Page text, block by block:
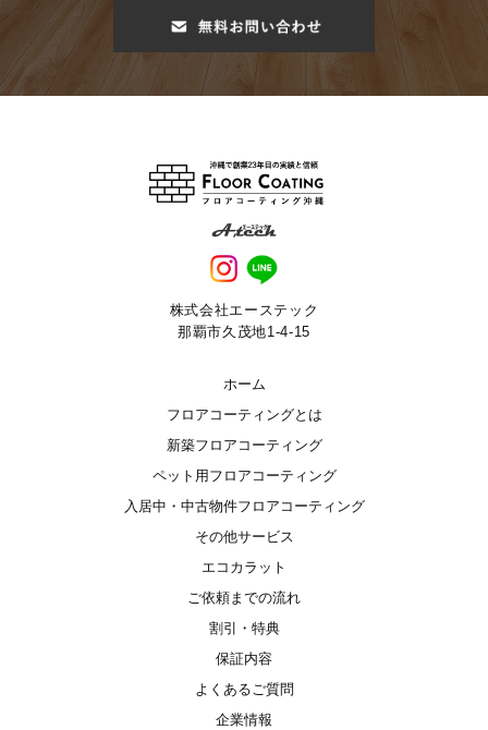
株式会社エーステック
那覇市久茂地1-4-15
ホーム
フロアコーティングとは
新築フロアコーティング
ペット用フロアコーティング
入居中・中古物件フロアコーティング
その他サービス
エコカラット
ご依頼までの流れ
割引・特典
保証内容
よくあるご質問
企業情報